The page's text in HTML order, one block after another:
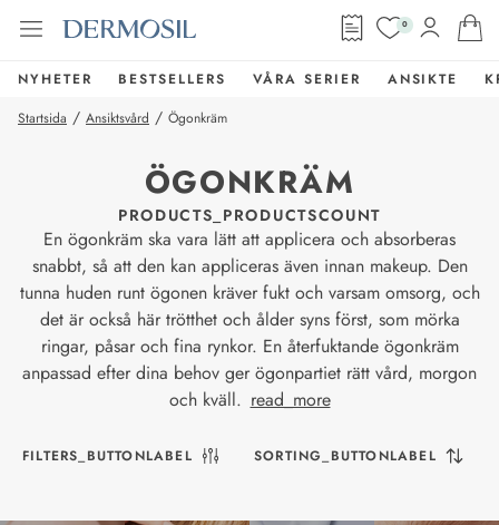
0
NYHETER BESTSELLERS VÅRA SERIER ANSIKTE
Startsida / Ansiktsvård / Ögonkräm
ÖGONKRÄM
PRODUCTS_PRODUCTSCOUNT
En ögonkräm ska vara lätt att applicera och absorberas
snabbt, så att den kan appliceras även innan makeup. Den
tunna huden runt ögonen kräver fukt och varsam omsorg, och
det är också här trötthet och ålder syns först, som mörka
ringar, påsar och fina rynkor. En återfuktande ögonkräm
anpassad efter dina behov ger ögonpartiet rätt vård, morgon
och kväll. read_more
FILTERS_BUTTONLABEL SORTING_BUTTONLABEL